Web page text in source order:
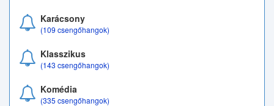
Karácsony
(109 csengőhangok)
Klasszikus
(143 csengőhangok)
Komédia
(335 csengőhangok)